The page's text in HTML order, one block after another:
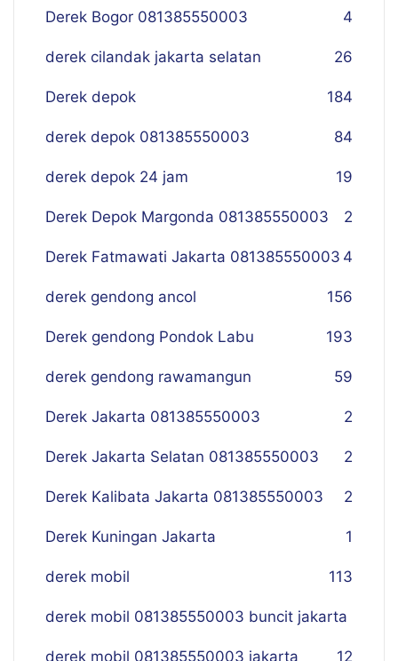
Derek Bogor 081385550003 4
derek cilandak jakarta selatan 26
Derek depok 184
derek depok 081385550003 84
derek depok 24 jam 19
Derek Depok Margonda 081385550003 2
Derek Fatmawati Jakarta 081385550003 4
derek gendong ancol 156
Derek gendong Pondok Labu 193
derek gendong rawamangun 59
Derek Jakarta 081385550003 2
Derek Jakarta Selatan 081385550003 2
Derek Kalibata Jakarta 081385550003 2
Derek Kuningan Jakarta 1
derek mobil 113
derek mobil 081385550003 buncit jakarta
12
derek mobil 081385550003 jakarta